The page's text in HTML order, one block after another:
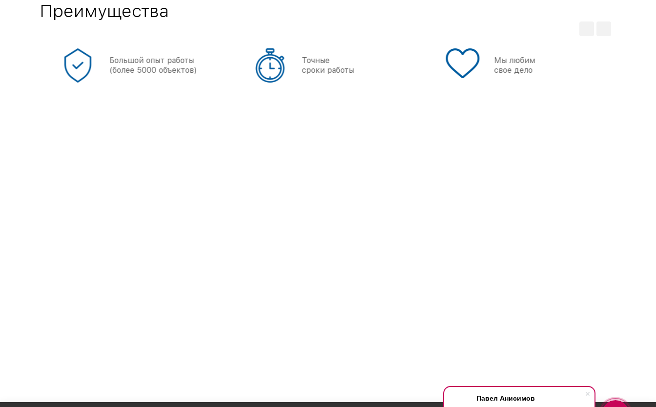
Павел Анисимов
Преимущества
Большой опыт работы
(более 5000 объектов)
Точные
сроки работы
Мы любим
свое дело